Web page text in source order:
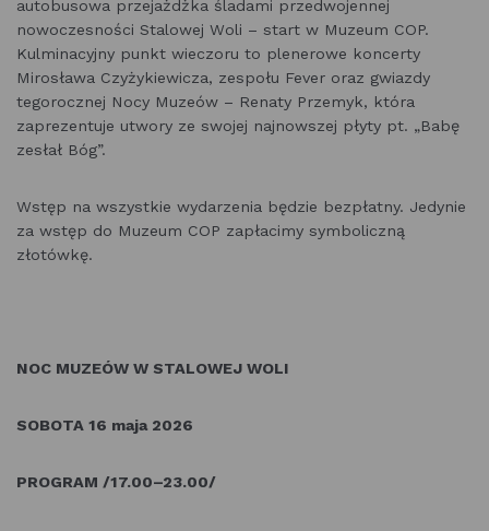
autobusowa przejażdżka śladami przedwojennej
nowoczesności Stalowej Woli – start w Muzeum COP.
Kulminacyjny punkt wieczoru to plenerowe koncerty
Mirosława Czyżykiewicza, zespołu Fever oraz gwiazdy
tegorocznej Nocy Muzeów – Renaty Przemyk, która
zaprezentuje utwory ze swojej najnowszej płyty pt. „Babę
zesłał Bóg”.
Wstęp na wszystkie wydarzenia będzie bezpłatny. Jedynie
za wstęp do Muzeum COP zapłacimy symboliczną
złotówkę.
NOC MUZEÓW W STALOWEJ WOLI
SOBOTA 16 maja 2026
PROGRAM /17.00–23.00/